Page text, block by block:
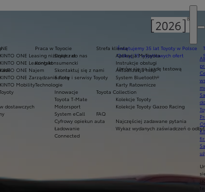
Świętujemy 35 lat Toyoty w Polsce
Odkryj 35 wyjątkowych ofert
Umów się na jazdę testową
Praca w Toyocie
Dołącz do nas
Kontakt
Skontaktuj się z nami
Salony i serwisy Toyoty
Technologie
Innowacje
Toyota T-Mate
Motorsport
System eCall
Cyfrowy opiekun auta
Ładowanie
Connected
KINTO ONE Leasing niższych rat
KINTO ONE Leasing konsumencki
KINTO ONE Najem
KINTO ONE Zarządzanie flotą
KINTO Mobility
dostawczych
Strefa klienta
Aplikacja MyToyota
Instrukcje obsługi
Aktualizacja map
System Bluetooth®
Karty Ratownicze
Toyota Collection
Kolekcje Toyoty
Kolekcje Toyoty Gazoo Racing
FAQ
Najczęściej zadawane pytania
Wykaz wydanych zaświadczeń o